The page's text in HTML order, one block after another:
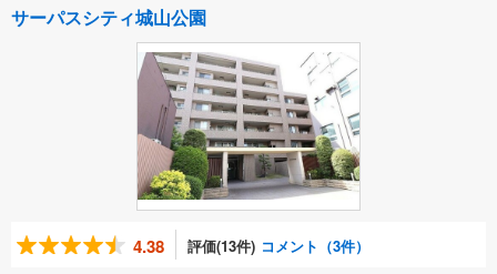
サーパスシティ城山公園
4.38 評価(13件) コメント（3件）